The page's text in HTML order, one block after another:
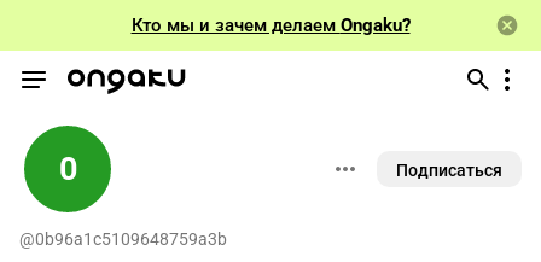
Кто мы и зачем делаем Ongaku?
0 Подписаться
@0b96a1c5109648759a3b